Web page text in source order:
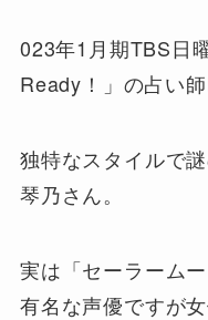
023年1月期TBS日
Ready！」の占い師
独特なスタイルで
琴乃さん。
実は「セーラーム
有名な声優ですが